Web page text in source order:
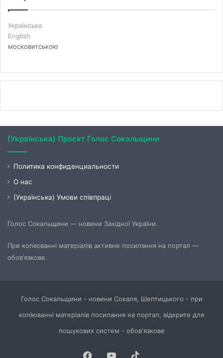
Українська
English
московитською
(Українська) Проєкт Голос Сокальщини
Политика конфиденциальности
О нас
(Українська) Умови співпраці
Голос Сокальщини — новини Західної України.
При копіюванні матеріалів активне посилання на портал —
обов’язкове.
Голос Сокальщини - новини Сокаля, Шептицького - при
копіюванні матеріалів посилання на портал, відкрите для
пошукових систем - обов'язкове
Facebook
YouTube